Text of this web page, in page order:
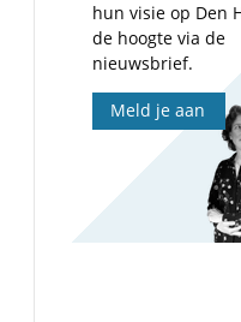
hun visie op Den
de hoogte via de
nieuwsbrief.
Meld je aan